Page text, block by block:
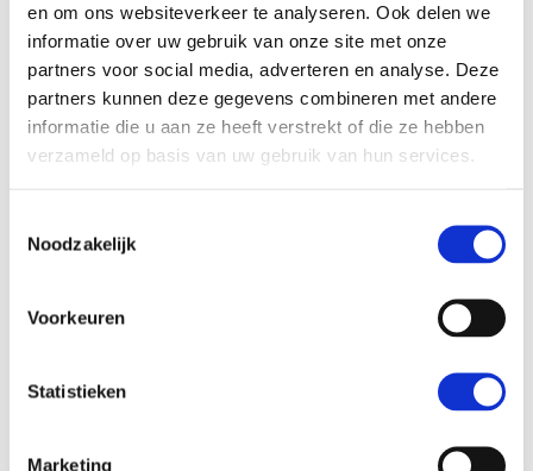
en om ons websiteverkeer te analyseren. Ook delen we
informatie over uw gebruik van onze site met onze
partners voor social media, adverteren en analyse. Deze
partners kunnen deze gegevens combineren met andere
informatie die u aan ze heeft verstrekt of die ze hebben
verzameld op basis van uw gebruik van hun services.
Noodzakelijk
Voorkeuren
Statistieken
Marketing
Hoeblal: ‘Ik breng een nieuwe blik mee’
Lees meer